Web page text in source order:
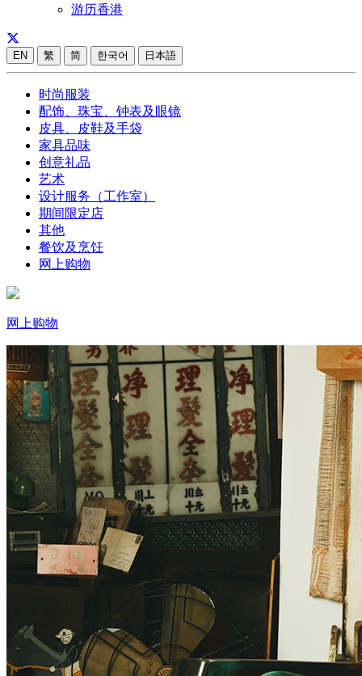
游历香港
EN 繁 简 한국어 日本語
时尚服装
配饰、珠宝、钟表及眼镜
皮具、皮鞋及手袋
家具品味
创意礼品
艺术
设计服务（工作室）
期间限定店
其他
餐饮及烹饪
网上购物
网上购物